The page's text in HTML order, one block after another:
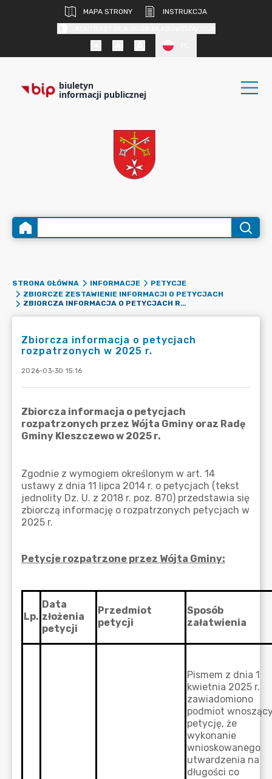
MAPA STRONY
INSTRUKCJA
biuletyn
informacji publicznej
STRONA GŁÓWNA INFORMACJE
PETYCJE
ZBIORCZE ZESTAWIENIE INFORMACJI O PETYCJACH
ZBIORCZA INFORMACJA O PETYCJACH ROZPATRZONYCH W 2025 R.
Zbiorcza informacja o petycjach
rozpatrzonych w 2025 r.
2026-03-30 15:16